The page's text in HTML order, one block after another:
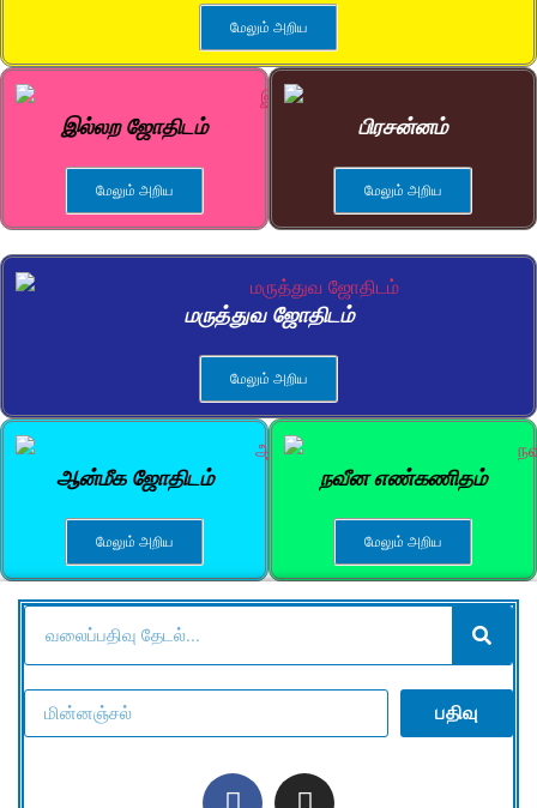
மேலும் அறிய
இல்லற ஜோதிடம்
மேலும் அறிய
பிரசன்னம்
மேலும் அறிய
மருத்துவ ஜோதிடம்
மேலும் அறிய
ஆன்மீக ஜோதிடம்
மேலும் அறிய
நவீன எண்கணிதம்
மேலும் அறிய
பதிவு